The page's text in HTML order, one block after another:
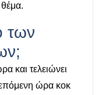
θέμα.
των
και τελειώνει
ώρα κοκ